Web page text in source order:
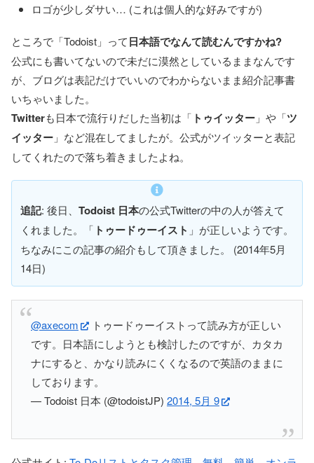
ロゴが少しダサい… (これは個人的な好みですが)
ところで「Todoist」って日本語でなんて読むんですかね?
公式にも書いてないので未だに漠然としているままなんです
が、ブログは表記だけでいいのでわからないまま紹介記事書
いちゃいました。
Twitterも日本で流行りだした当初は「 トゥイッター 」や「ツ
イッター 」など混在してましたが。公式がツイッターと表記
してくれたので落ち着きましたよね。
追記: 後日、 Todoist 日本の公式Twitterの中の人が答えて
くれました。「 トゥードゥーイスト 」が正しいようです。
ちなみにこの記事の紹介もして頂きました。 (2014年5月
14日)
@axecom
トゥードゥーイストって読み方が正しい
です。日本語にしようとも検討したのですが、カタカ
ナにすると、かなり読みにくくなるので英語のままに
しております。
— Todoist 日本 (@todoistJP) 2014, 5月 9